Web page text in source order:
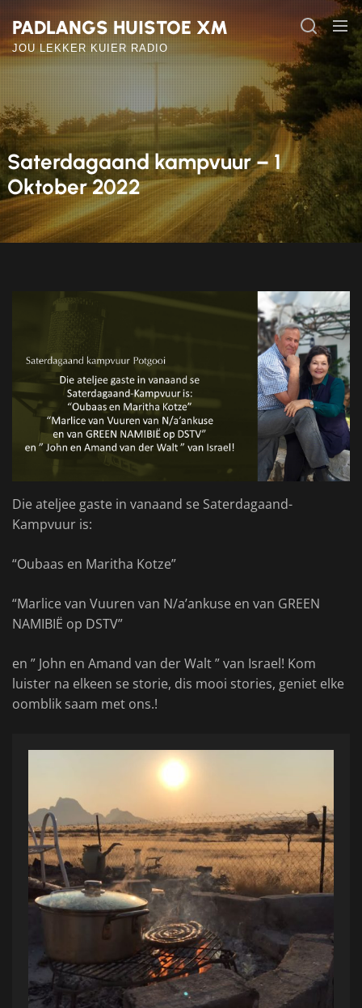
the
content
PADLANGS HUISTOE XM
JOU LEKKER KUIER RADIO
Saterdagaand kampvuur – 1
Oktober 2022
Die ateljee gaste in vanaand se Saterdagaand-
Kampvuur is:
“Oubaas en Maritha Kotze”
“Marlice van Vuuren van N/a’ankuse en van GREEN
NAMIBIË op DSTV”
en ” John en Amand van der Walt ” van Israel! Kom
luister na elkeen se storie, dis mooi stories, geniet elke
oomblik saam met ons.!